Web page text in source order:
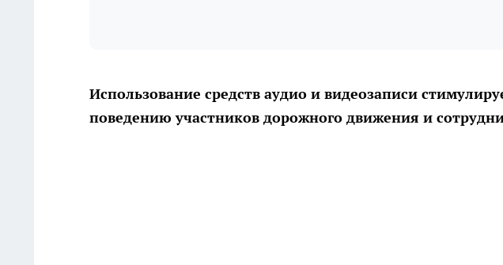
Использование средств аудио и видеозаписи
поведению участников дорожного движения и